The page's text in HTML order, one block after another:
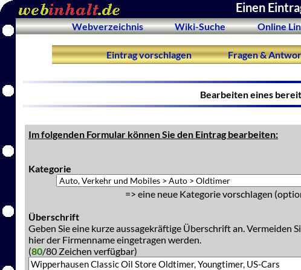
Einen
Webverzeichnis Wiki-Suche Online
Eintrag vorschlagen Fragen &
Bearbeiten eines
Im folgenden Formular können Sie den Eintrag bearbeiten:
Kategorie
=> eine neue Kategorie vorschlagen
Überschrift
Geben Sie eine kurze aussagekräftige Überschrift an. Vermeiden
hier der Firmenname eingetragen werden.
(80/80 Zeichen verfügbar)